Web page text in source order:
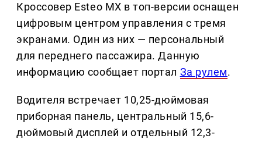
Кроссовер Esteo MX в топ-версии оснащен
цифровым центром управления с тремя
экранами. Один из них — персональный
для переднего пассажира. Данную
информацию сообщает портал За рулем.
Водителя встречает 10,25-дюймовая
приборная панель, центральный 15,6-
дюймовый дисплей и отдельный 12,3-